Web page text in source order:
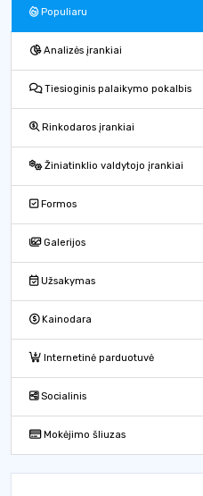
Populiaru
Analizės įrankiai
Tiesioginis palaikymo pokalbis
Rinkodaros įrankiai
Žiniatinklio valdytojo įrankiai
Formos
Galerijos
Užsakymas
Kainodara
Internetinė parduotuvė
Socialinis
Mokėjimo šliuzas